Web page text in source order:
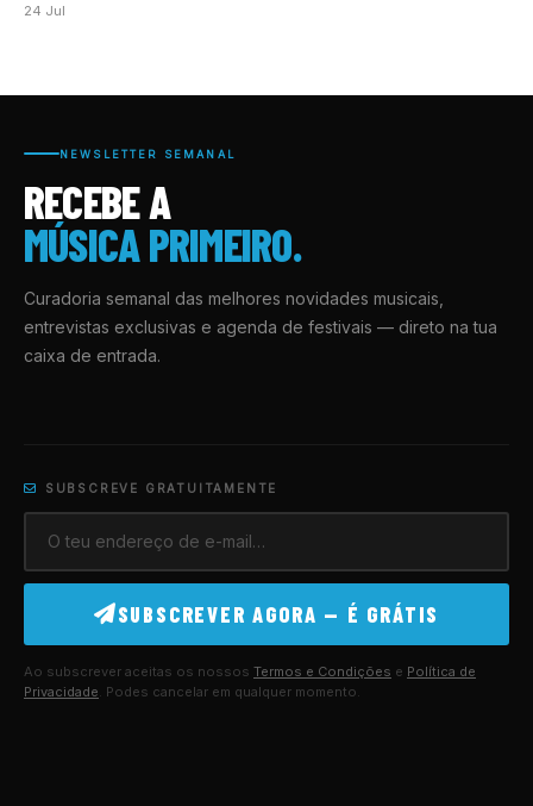
24 Jul
NEWSLETTER SEMANAL
RECEBE A
MÚSICA PRIMEIRO.
Curadoria semanal das melhores novidades musicais,
entrevistas exclusivas e agenda de festivais — direto na tua
caixa de entrada.
SUBSCREVE GRATUITAMENTE
SUBSCREVER AGORA — É GRÁTIS
Ao subscrever aceitas os nossos Termos e Condições e Política de
Privacidade. Podes cancelar em qualquer momento.